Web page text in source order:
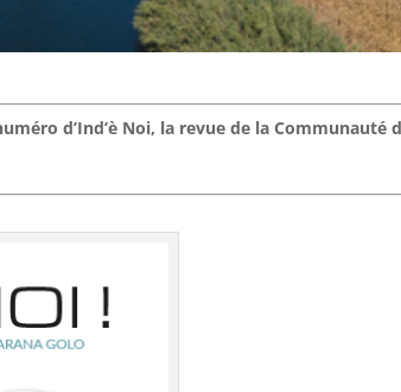
d’Ind’è Noi, la revue de la Communauté